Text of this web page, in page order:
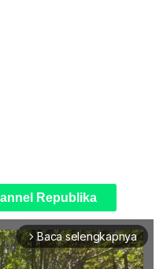
Republika
arrow_forward_ios Baca selengkapnya